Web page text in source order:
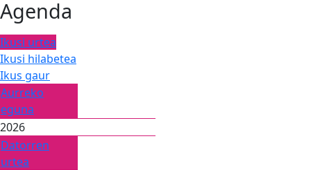
Agenda
Ikusi urtea
Ikusi hilabetea
Ikus gaur
Aurreko
eguna
2026
Datorren
urtea